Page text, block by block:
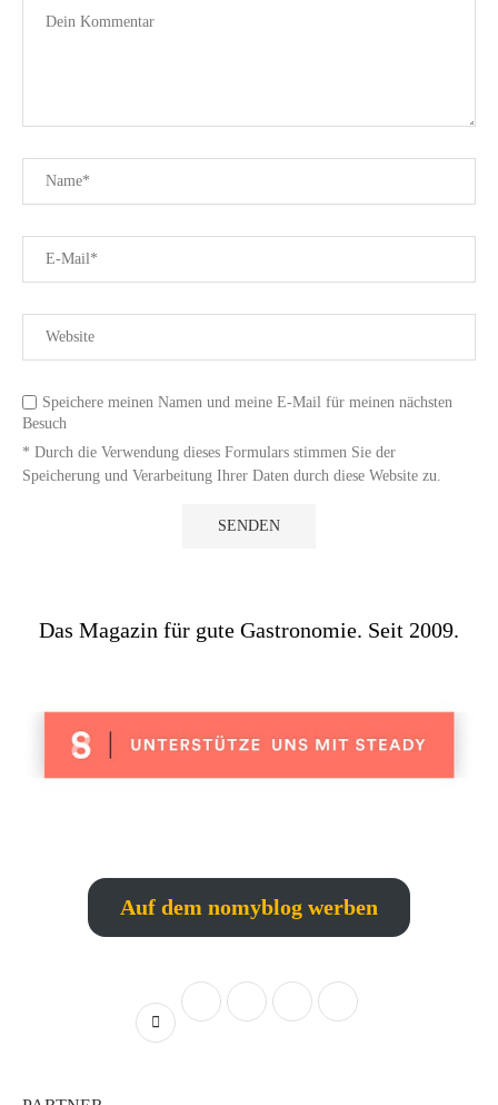
Speichere meinen Namen und meine E-Mail für meinen nächsten
Besuch
* Durch die Verwendung dieses Formulars stimmen Sie der
Speicherung und Verarbeitung Ihrer Daten durch diese Website zu.
Das Magazin für gute Gastronomie. Seit 2009.
Auf dem nomyblog werben